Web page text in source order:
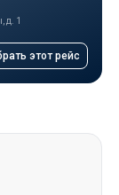
д. 1
этот рейс